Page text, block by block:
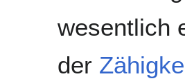
wesentlich
der